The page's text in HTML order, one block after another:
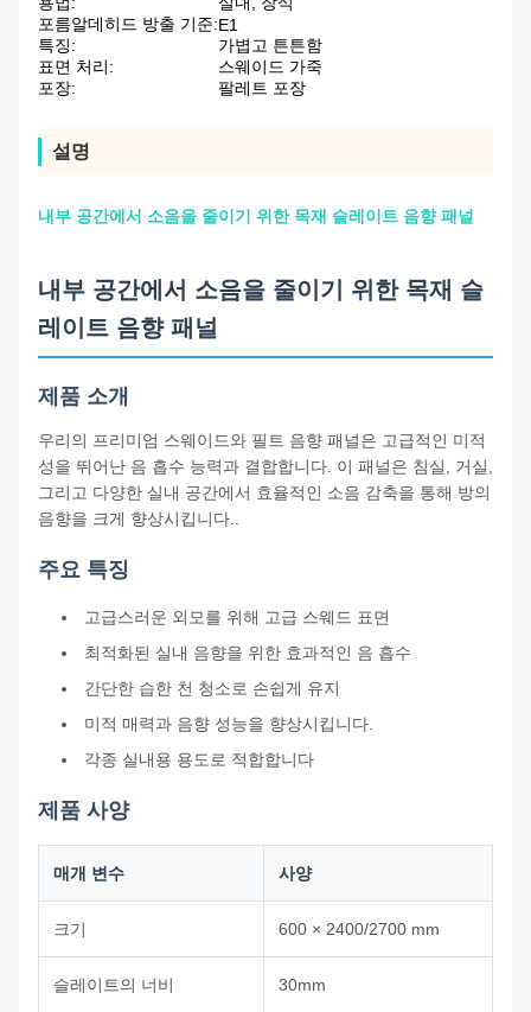
포름알데히드 방출 기준:E1
특징:
가볍고 튼튼함
표면 처리:
스웨이드 가죽
포장:
팔레트 포장
설명
내부 공간에서 소음을 줄이기 위한 목재 슬레이트 음향 패널
내부 공간에서 소음을 줄이기 위한 목재 슬
레이트 음향 패널
제품 소개
우리의 프리미엄 스웨이드와 필트 음향 패널은 고급적인 미적
성을 뛰어난 음 흡수 능력과 결합합니다. 이 패널은 침실, 거실,
그리고 다양한 실내 공간에서 효율적인 소음 감축을 통해 방의
음향을 크게 향상시킵니다..
주요 특징
고급스러운 외모를 위해 고급 스웨드 표면
최적화된 실내 음향을 위한 효과적인 음 흡수
간단한 습한 천 청소로 손쉽게 유지
미적 매력과 음향 성능을 향상시킵니다.
각종 실내용 용도로 적합합니다
제품 사양
매개 변수 사양
크기 600 × 2400/2700 mm
슬레이트의 너비 30mm